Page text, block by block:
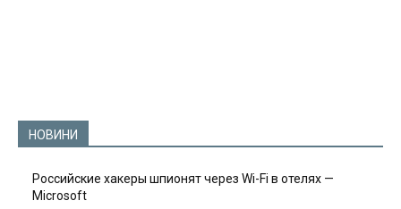
НОВИНИ
Российские хакеры шпионят через Wi-Fi в отелях —
Microsoft